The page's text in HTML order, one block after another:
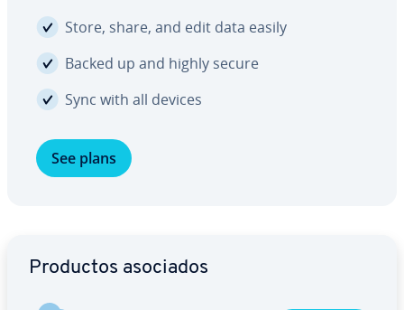
Store, share, and edit data easily
Backed up and highly secure
Sync with all devices
See plans
Productos asociados